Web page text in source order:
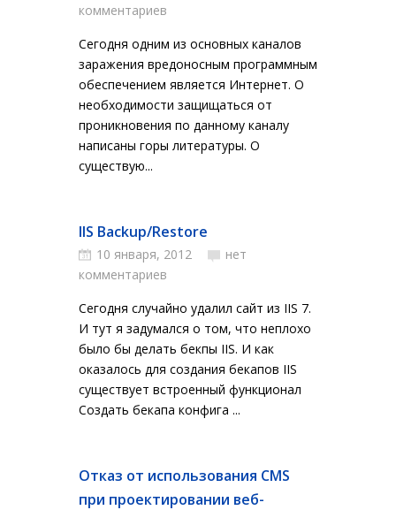
комментариев
Сегодня одним из основных каналов
заражения вредоносным программным
обеспечением является Интернет. О
необходимости защищаться от
проникновения по данному каналу
написаны горы литературы. О
существую...
IIS Backup/Restore
10 января, 2012
нет
комментариев
Сегодня случайно удалил сайт из IIS 7.
И тут я задумался о том, что неплохо
было бы делать бекпы IIS. И как
оказалось для создания бекапов IIS
существует встроенный функционал
Создать бекапа конфига ...
Отказ от использования CMS
при проектировании веб-